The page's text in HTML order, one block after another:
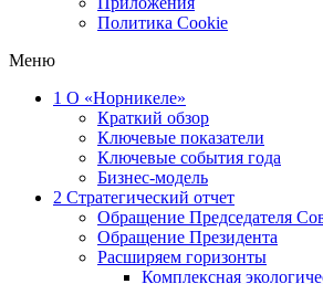
Политика Cookie
Меню
1 О «Норникеле»
Краткий обзор
Ключевые показатели
Ключевые события года
Бизнес-модель
2 Стратегический отчет
Обращение Председателя
Обращение Президента
Расширяем горизонты
Комплексная